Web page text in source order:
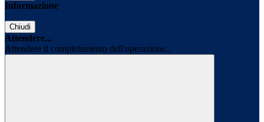
Informazione
Chiudi
Attendere...
Attendere il completamento dell'operazione...